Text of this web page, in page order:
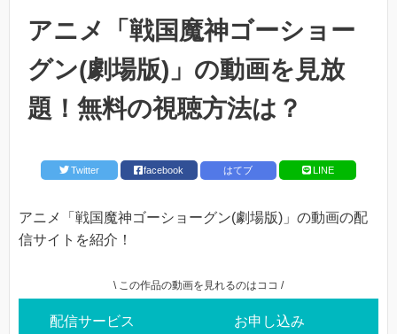
アニメ「戦国魔神ゴーショー
グン(劇場版)」の動画を見放
題！無料の視聴方法は？
Twitter facebook はてブ LINE
アニメ「戦国魔神ゴーショーグン(劇場版)」の動画の配
信サイトを紹介！
\ この作品の動画を見れるのはココ /
配信サービス お申し込み